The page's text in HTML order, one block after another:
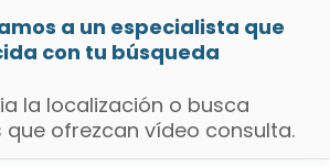
a un especialista que
con tu búsqueda
la localización o busca
que ofrezcan vídeo consulta.